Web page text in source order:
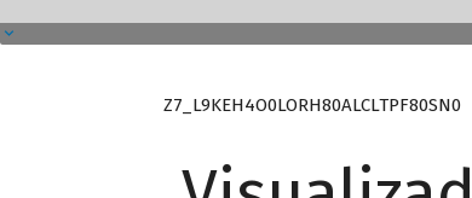
Z7_L9KEH4O0LORH80ALCLTPF80SN0